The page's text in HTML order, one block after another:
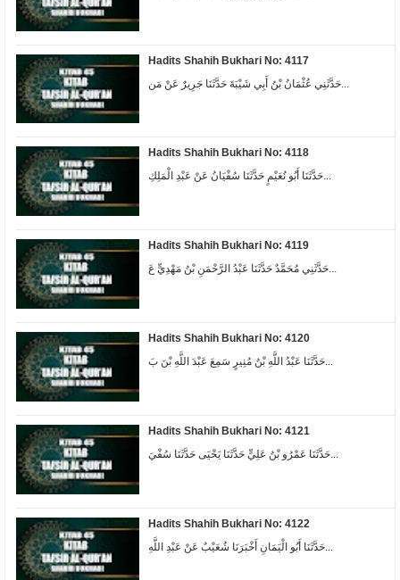
Hadits Shahih Bukhari No: 4117
Hadits Shahih Bukhari No: 4118
حَدَّثَنَا أَبُو نُعَيْمٍ حَدَّثَنَا سُفْيَانُ عَنْ عَبْدِ الْمَلِكِ...
Hadits Shahih Bukhari No: 4119
حَدَّثَنِي مُحَمَّدٌ حَدَّثَنَا عَبْدُ الرَّحْمَنِ بْنُ مَهْدِيٍّ عَ...
Hadits Shahih Bukhari No: 4120
حَدَّثَنَا عَبْدُ اللَّهِ بْنُ مُنِيرٍ سَمِعَ عَبْدَ اللَّهِ بْنَ بَ...
Hadits Shahih Bukhari No: 4121
حَدَّثَنَا عَمْرُو بْنُ عَلِيٍّ حَدَّثَنَا يَحْيَى حَدَّثَنَا سُفْيَ...
Hadits Shahih Bukhari No: 4122